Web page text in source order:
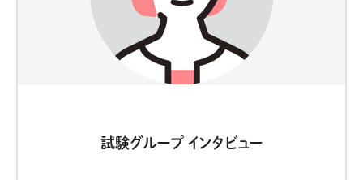
試験グループ インタビュー